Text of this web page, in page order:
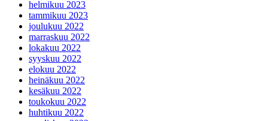
helmikuu 2023
tammikuu 2023
joulukuu 2022
marraskuu 2022
lokakuu 2022
syyskuu 2022
elokuu 2022
heinäkuu 2022
kesäkuu 2022
toukokuu 2022
huhtikuu 2022